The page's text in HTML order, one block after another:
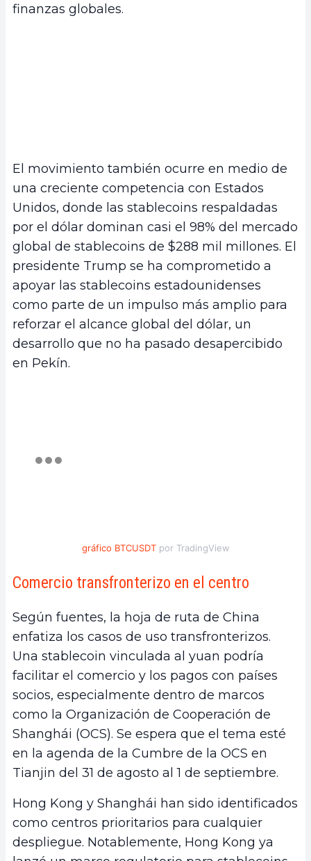
finanzas globales.
El movimiento también ocurre en medio de
una creciente competencia con Estados
Unidos, donde las stablecoins respaldadas
por el dólar dominan casi el 98% del mercado
global de stablecoins de $288 mil millones. El
presidente Trump se ha comprometido a
apoyar las stablecoins estadounidenses
como parte de un impulso más amplio para
reforzar el alcance global del dólar, un
desarrollo que no ha pasado desapercibido
en Pekín.
gráfico BTCUSDTpor TradingView
Comercio transfronterizo en el centro
Según fuentes, la hoja de ruta de China
enfatiza los casos de uso transfronterizos.
Una stablecoin vinculada al yuan podría
facilitar el comercio y los pagos con países
socios, especialmente dentro de marcos
como la Organización de Cooperación de
Shanghái (OCS). Se espera que el tema esté
en la agenda de la Cumbre de la OCS en
Tianjin del 31 de agosto al 1 de septiembre.
Hong Kong y Shanghái han sido identificados
como centros prioritarios para cualquier
despliegue. Notablemente, Hong Kong ya